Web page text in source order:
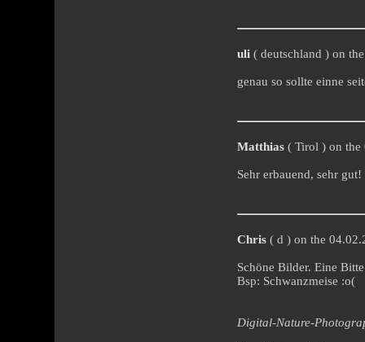
uli ( deutschland ) on
genau so sollte einne
Matthias ( Tirol ) on the
Sehr erbauend, sehr gut!
Chris ( d ) on the
Schöne Bilder. Eine
Bsp: Schwanzmeise :o(
Digital-Nature-